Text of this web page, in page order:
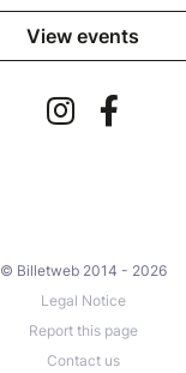
View events
© Billetweb 2014 - 2026
Legal Notice
Report this page
Contact us